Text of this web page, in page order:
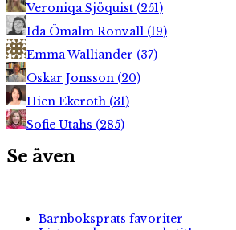
Veroniqa Sjöquist (251)
Ida Ömalm Ronvall (19)
Emma Walliander (37)
Oskar Jonsson (20)
Hien Ekeroth (31)
Sofie Utahs (285)
Se även
Barnboksprats favoriter